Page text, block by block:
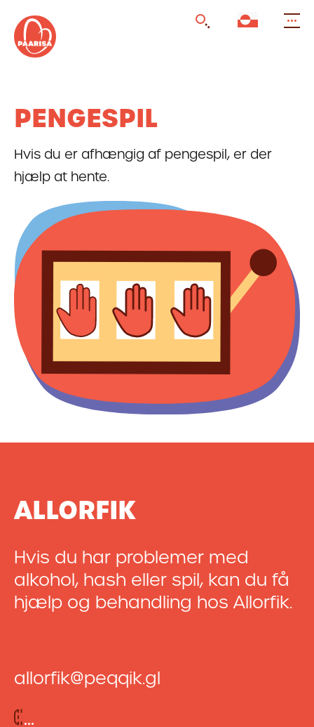
forsiden
PENGESPIL
Hvis du er afhængig af pengespil, er der
hjælp at hente.
ALLORFIK
Hvis du har problemer med
alkohol, hash eller spil, kan du få
hjælp og behandling hos Allorfik.
allorfik@peqqik.gl